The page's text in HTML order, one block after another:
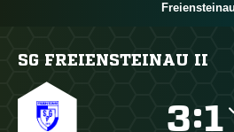
Freiensteinau
SG FREIENSTEINAU II
: